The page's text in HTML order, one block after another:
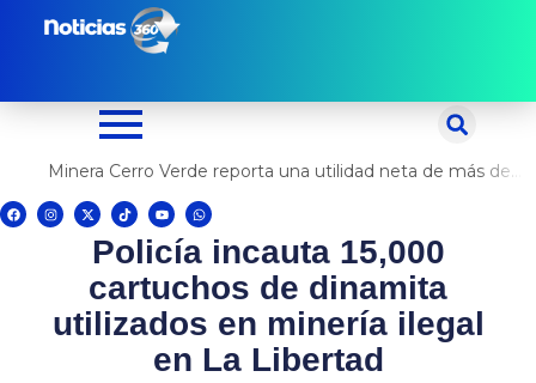
Minera Cerro Verde reporta una utilidad neta de más de US$ 500 millones
F
a
c
I
n
s
X
-
t
w
t
e
r
T
i
k
t
o
Y
o
u
t
u
e
W
h
a
t
s
a
p
p
Policía incauta 15,000
cartuchos de dinamita
utilizados en minería ilegal
en La Libertad